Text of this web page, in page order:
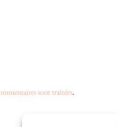
sont traitées.